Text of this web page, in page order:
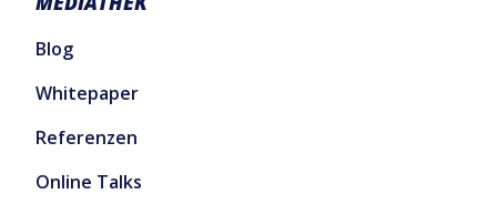
Blog
Whitepaper
Referenzen
Online Talks